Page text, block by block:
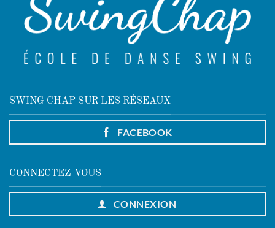
SWING CHAP SUR LES RÉSEAUX
FACEBOOK
CONNECTEZ-VOUS
CONNEXION